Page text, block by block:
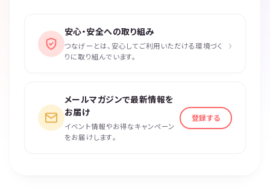
安心・安全への取り組み
つなげーとは、安心してご利用いただける環境づく
りに取り組んでいます。
›
メールマガジンで最新情報を
お届け
イベント情報やお得なキャンペーン
をお届けします。
登録する